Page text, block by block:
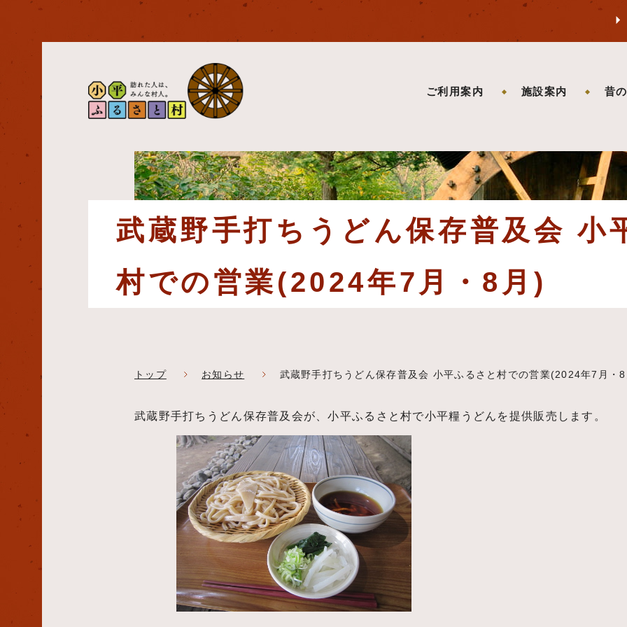
ご利用案内 施設案内 昔
武蔵野手打ちうどん保存普及会 小
村での営業(2024年7月・8月)
トップ お知らせ 武蔵野手打ちうどん保存普及会 小平ふるさと村での営業(2024年7月・
武蔵野手打ちうどん保存普及会が、小平ふるさと村で小平糧うどんを提供販売します。